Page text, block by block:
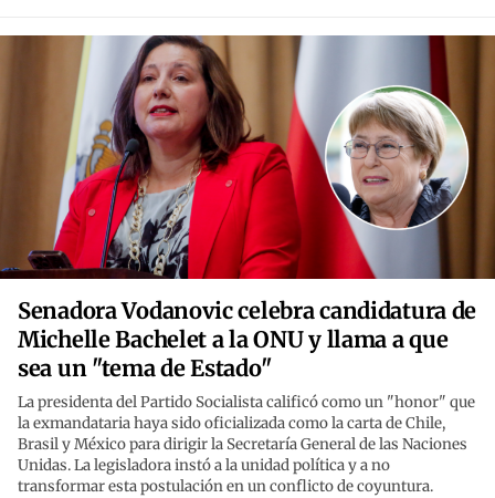
Senadora Vodanovic celebra candidatura de
Michelle Bachelet a la ONU y llama a que
sea un "tema de Estado"
La presidenta del Partido Socialista calificó como un "honor" que
la exmandataria haya sido oficializada como la carta de Chile,
Brasil y México para dirigir la Secretaría General de las Naciones
Unidas. La legisladora instó a la unidad política y a no
transformar esta postulación en un conflicto de coyuntura.